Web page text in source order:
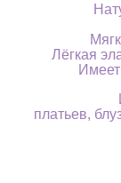
Лёгкая
платьев,